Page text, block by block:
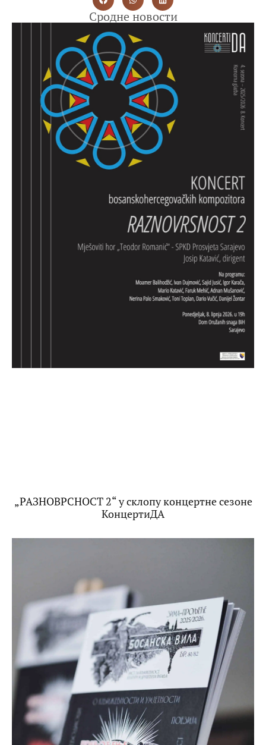
Сродне новости
„РАЗНОВРСНОСТ 2“ у склопу концертне сезоне
КонцертиДА